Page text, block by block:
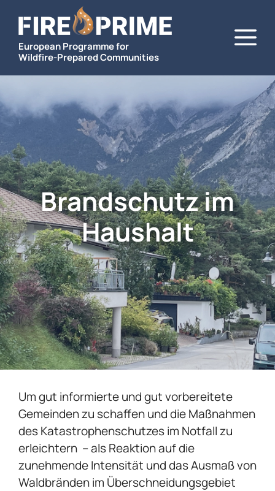
Inhalt
springen
European Programme for
Wildfire-Prepared Communities
Brandschutz im
Haushalt
Um gut informierte und gut vorbereitete
Gemeinden zu schaffen und die Maßnahmen
des Katastrophenschutzes im Notfall zu
erleichtern – als Reaktion auf die
zunehmende Intensität und das Ausmaß von
Waldbränden im Überschneidungsgebiet